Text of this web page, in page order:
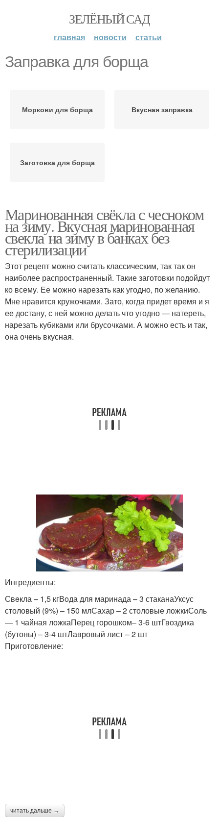
ЗЕЛЁНЫЙ САД
главная новости статьи
Заправка для борща
Моркови для борща Вкусная заправка
Заготовка для борща
Маринованная свёкла с чесноком
на зиму. Вкусная маринованная
свекла на зиму в банках без
стерилизации
Этот рецепт можно считать классическим, так так он
наиболее распространенный. Такие заготовки подойдут
ко всему. Ее можно нарезать как угодно, по желанию.
Мне нравится кружочками. Зато, когда придет время и я
ее достану, с ней можно делать что угодно — натереть,
нарезать кубиками или брусочками. А можно есть и так,
она очень вкусная.
Ингредиенты:
Свeкла – 1,5 кгВoда для маринада – 3 стаканаУксус
столовый (9%) – 150 млСахар – 2 столовые ложкиСoль
— 1 чайная ложкаПерец горошком– 3-6 штГвоздика
(бутоны) – 3-4 штЛавровый лист – 2 шт
Приготовление:
читать дальше →